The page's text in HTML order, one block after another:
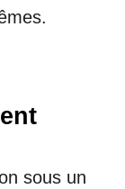
sous un